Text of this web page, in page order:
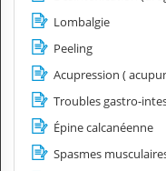
Lombalgie
Peeling
Acupression (
Épine calcanéenne